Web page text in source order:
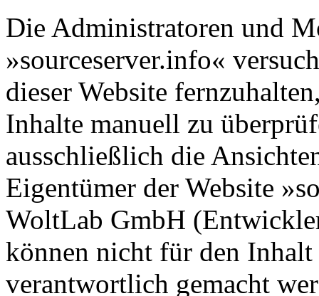
Die Administratoren und
»sourceserver.info«
dieser Website
Inhalte manuell zu
ausschließlich die
Eigentümer der Website
WoltLab GmbH
können nicht für den
verantwortlich gemacht